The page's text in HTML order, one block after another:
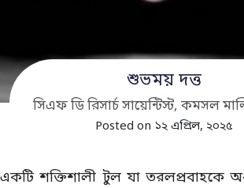
শুভময় দত্ত
সিএফ ডি রিসার্চ সায়েন্টিস্ট, কমসল
Posted on ১২ এপ্রিল, ২০২৫
শক্তিশালী টুল যা তরলপ্রবাহকে